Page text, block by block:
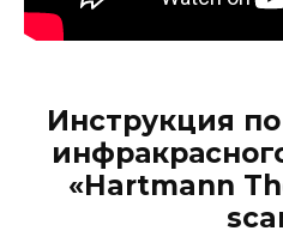
Инструкция
«Hartmann